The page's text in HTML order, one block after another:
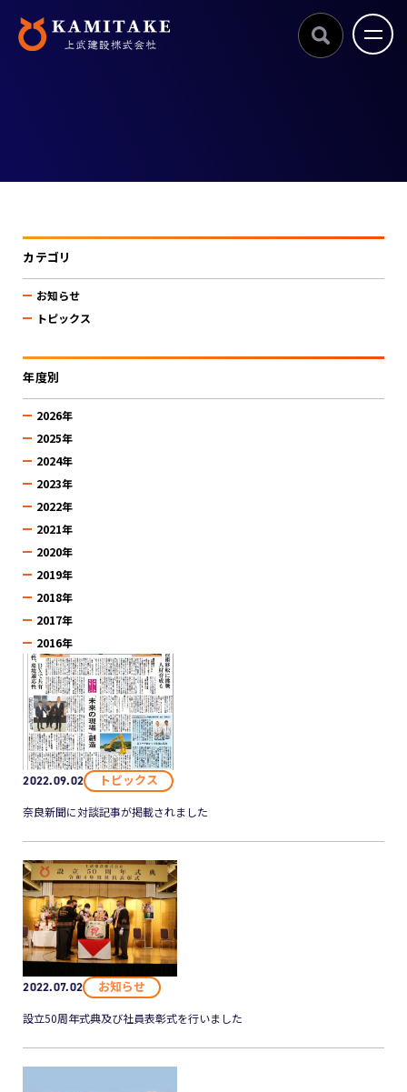
カテゴリ
お知らせ
トピックス
年度別
2026年
2025年
2024年
2023年
2022年
2021年
2020年
2019年
2018年
2017年
2016年
2022.09.02 トピックス
奈良新聞に対談記事が掲載されました
2022.07.02 お知らせ
設立50周年式典及び社員表彰式を行いました